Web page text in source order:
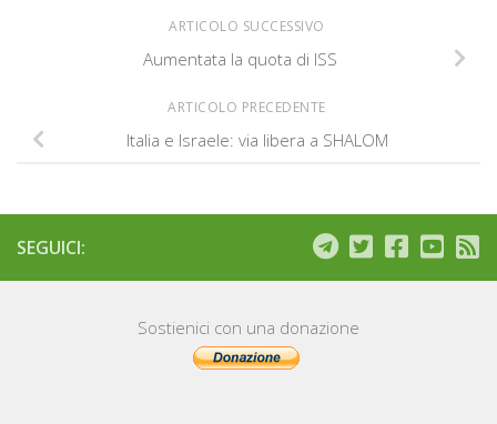
ARTICOLO SUCCESSIVO
Aumentata la quota di ISS
ARTICOLO PRECEDENTE
Italia e Israele: via libera a SHALOM
SEGUICI:
Sostienici con una donazione